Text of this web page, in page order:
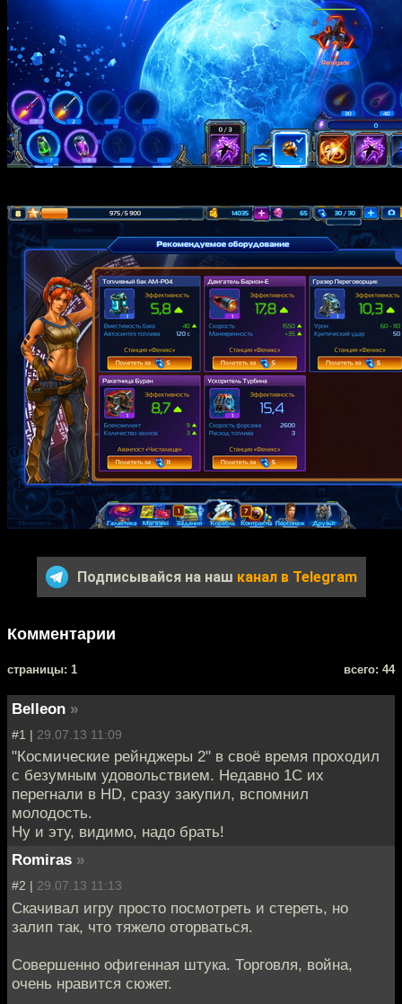
Подписывайся на наш канал в Telegram
Комментарии
cтраницы: 1 всего: 44
Belleon »
#1 | 29.07.13 11:09
"Космические рейнджеры 2" в своё время проходил
с безумным удовольствием. Недавно 1С их
перегнали в HD, сразу закупил, вспомнил
молодость.
Ну и эту, видимо, надо брать!
Romiras »
#2 | 29.07.13 11:13
Скачивал игру просто посмотреть и стереть, но
залип так, что тяжело оторваться.
Совершенно офигенная штука. Торговля, война,
очень нравится сюжет.